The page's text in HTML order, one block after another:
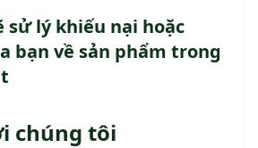
sử lý khiếu nại hoặc
bạn về sản phẩm trong
chúng tôi